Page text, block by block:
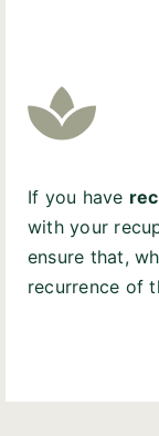
If you have
with your
ensure that,
recurrence of